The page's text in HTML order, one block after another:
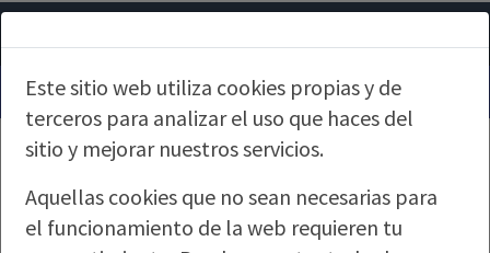
Este sitio web utiliza cookies propias y de
terceros para analizar el uso que haces del
sitio y mejorar nuestros servicios.
Aquellas cookies que no sean necesarias para
el funcionamiento de la web requieren tu